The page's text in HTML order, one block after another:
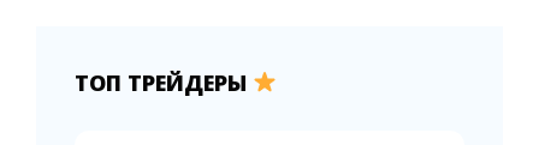
ТОП ТРЕЙДЕРЫ